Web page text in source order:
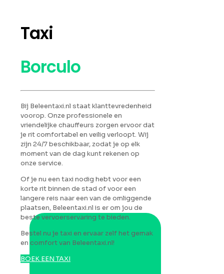
Taxi
Borculo
Bij Beleentaxi.nl staat klanttevredenheid
voorop. Onze professionele en
vriendelijke chauffeurs zorgen ervoor dat
je rit comfortabel en veilig verloopt. Wij
zijn 24/7 beschikbaar, zodat je op elk
moment van de dag kunt rekenen op
onze service.
Of je nu een taxi nodig hebt voor een
korte rit binnen de stad of voor een
langere reis naar een van de omliggende
plaatsen, Beleentaxi.nl is er om jou de
beste vervoerservaring te bieden.
Bestel nu je taxi en ervaar zelf het gemak
en comfort van Beleentaxi.nl!
BOEK EEN TAXI